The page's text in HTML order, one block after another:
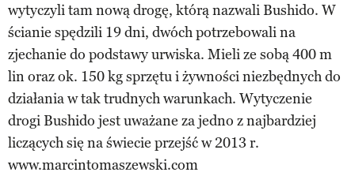
wytyczyli tam nową drogę, którą nazwali Bushido. W
ścianie spędzili 19 dni, dwóch potrzebowali na
zjechanie do podstawy urwiska. Mieli ze sobą 400 m
lin oraz ok. 150 kg sprzętu i żywności niezbędnych do
działania w tak trudnych warunkach. Wytyczenie
drogi Bushido jest uważane za jedno z najbardziej
liczących się na świecie przejść w 2013 r.
www.marcintomaszewski.com